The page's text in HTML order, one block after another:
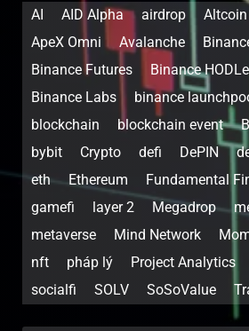
AI AID Alpha airdrop Altcoin
ApeX Omni
Avalanche
Binance Futures
Binance
Binance Labs
binance
blockchain
blockchain event
bybit
Crypto defi DePIN
eth
Ethereum Fundamental
gamefi
layer 2 Megadrop
metaverse
Mind Network
nft
pháp lý Project Analytics
socialfi
SOLV SoSoValue